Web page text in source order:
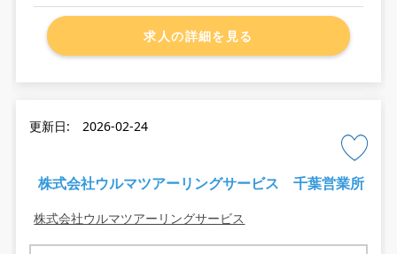
求人の詳細を見る
更新日: 2026-02-24
株式会社ウルマツアーリングサービス 千葉営業所
株式会社ウルマツアーリングサービス